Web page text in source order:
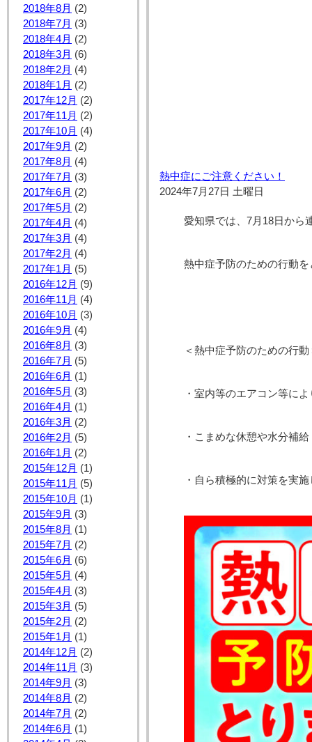
2018年8月 (2)
2018年7月 (3)
2018年4月 (2)
2018年3月 (6)
2018年2月 (4)
2018年1月 (2)
2017年12月 (2)
2017年11月 (2)
2017年10月 (4)
2017年9月 (2)
2017年8月 (4)
2017年7月 (3)
2017年6月 (2)
2017年5月 (2)
2017年4月 (4)
2017年3月 (4)
2017年2月 (4)
2017年1月 (5)
2016年12月 (9)
2016年11月 (4)
2016年10月 (3)
2016年9月 (4)
2016年8月 (3)
2016年7月 (5)
2016年6月 (1)
2016年5月 (3)
2016年4月 (1)
2016年3月 (2)
2016年2月 (5)
2016年1月 (2)
2015年12月 (1)
2015年11月 (5)
2015年10月 (1)
2015年9月 (3)
2015年8月 (1)
2015年7月 (2)
2015年6月 (6)
2015年5月 (4)
2015年4月 (3)
2015年3月 (5)
2015年2月 (2)
2015年1月 (1)
2014年12月 (2)
2014年11月 (3)
2014年9月 (3)
2014年8月 (2)
2014年7月 (2)
2014年6月 (1)
熱中症にご注意ください！
2024年7月27日 土曜日
愛知県では、7月18日から
熱中症予防のための行動
＜熱中症予防のための行動
・室内等のエアコン等に
・こまめな休憩や水分補
・自ら積極的に対策を実